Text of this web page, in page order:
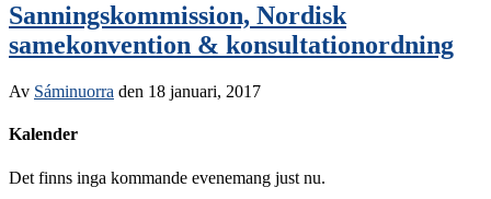
Sanningskommission, Nordisk
samekonvention & konsultationordning
Av Sáminuorra den 18 januari, 2017
Kalender
Det finns inga kommande evenemang just nu.